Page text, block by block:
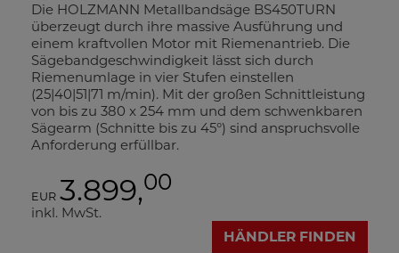
Die HOLZMANN Metallbandsäge BS450TURN
überzeugt durch ihre massive Ausführung und
einem kraftvollen Motor mit Riemenantrieb. Die
Sägebandgeschwindigkeit lässt sich durch
Riemenumlage in vier Stufen einstellen
(25|40|51|71 m/min). Mit der großen Schnittleistung
von bis zu 380 x 254 mm und dem schwenkbaren
Sägearm (Schnitte bis zu 45°) sind anspruchsvolle
Anforderung erfüllbar.
EUR 3.899,00
inkl. MwSt.
HÄNDLER FINDEN